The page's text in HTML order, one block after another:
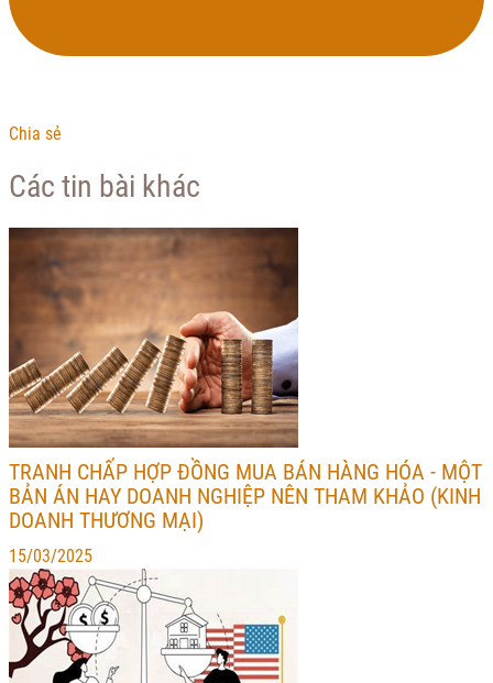
Chia sẻ
Các tin bài khác
TRANH CHẤP HỢP ĐỒNG MUA BÁN HÀNG HÓA - MỘT
BẢN ÁN HAY DOANH NGHIỆP NÊN THAM KHẢO (KINH
DOANH THƯƠNG MẠI)
15/03/2025